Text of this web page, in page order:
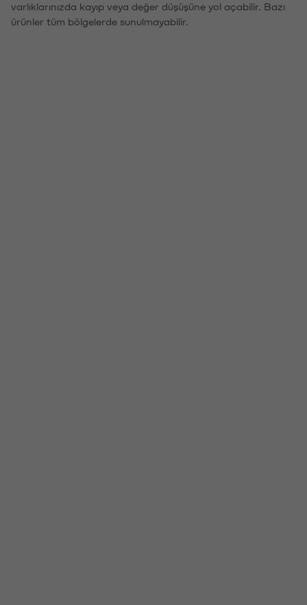
varlıklarınızda kayıp veya değer düşüşüne yol açabilir. Bazı
ürünler tüm bölgelerde sunulmayabilir.